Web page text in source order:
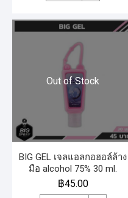
Out of Stock
BIG GEL เจลแอลกอฮอล์ล้าง
มือ alcohol 75% 30 ml.
฿45.00